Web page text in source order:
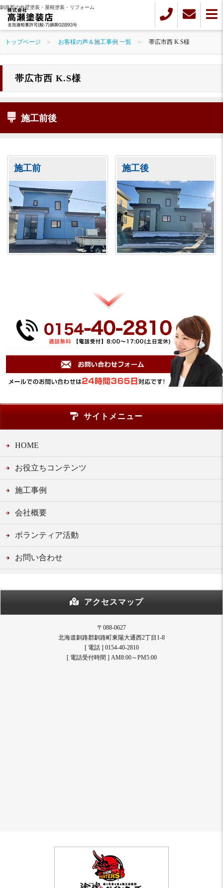
釧路郡の外壁塗装・屋根塗装・リフォーム
トップページ お客様の声＆施工事例 一覧 帯広市西 K.S様
帯広市西 K.S様
施工前後
施工前 施工後
サイトメニュー
HOME
お役立ちコンテンツ
施工事例
会社概要
ボランティア活動
お問い合わせ
アクセスマップ
〒088-0627
北海道釧路郡釧路町東陽大通西2丁目1-8
[ 電話 ] 0154-40-2810
[ 電話受付時間 ] AM8:00～PM5:00